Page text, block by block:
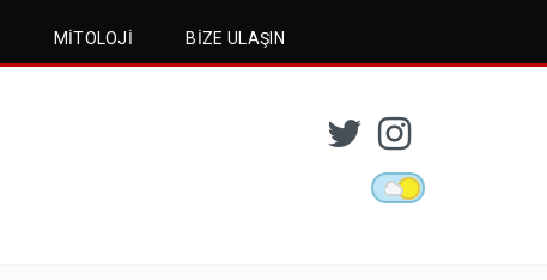
MITOLOJI BIZE ULAŞIN